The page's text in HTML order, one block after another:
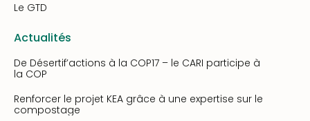
Le GTD
Actualités
De Désertif’actions à la COP17 – le CARI participe à
la COP
Renforcer le projet KEA grâce à une expertise sur le
compostage